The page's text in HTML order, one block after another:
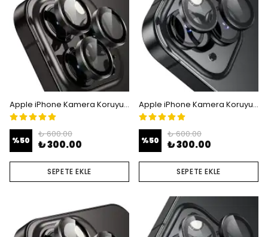
Apple iPhone Kamera Koruyucu Lens - iPhone 12 Pro Max
%50
₺ 600.00
₺ 300.00
SEPETE EKLE
Apple iPhone Kamera Koruyucu Lens - iPhone 13 - 13 mini
%50
₺ 600.00
₺ 300.00
SEPETE EKLE